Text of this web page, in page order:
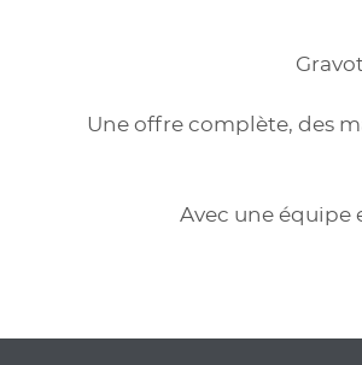
Une offre complète, des
Avec une équipe